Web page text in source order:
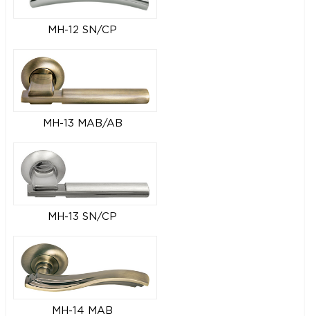
MH-12 SN/CP
MH-13 MAB/AB
MH-13 SN/CP
MH-14 MAB